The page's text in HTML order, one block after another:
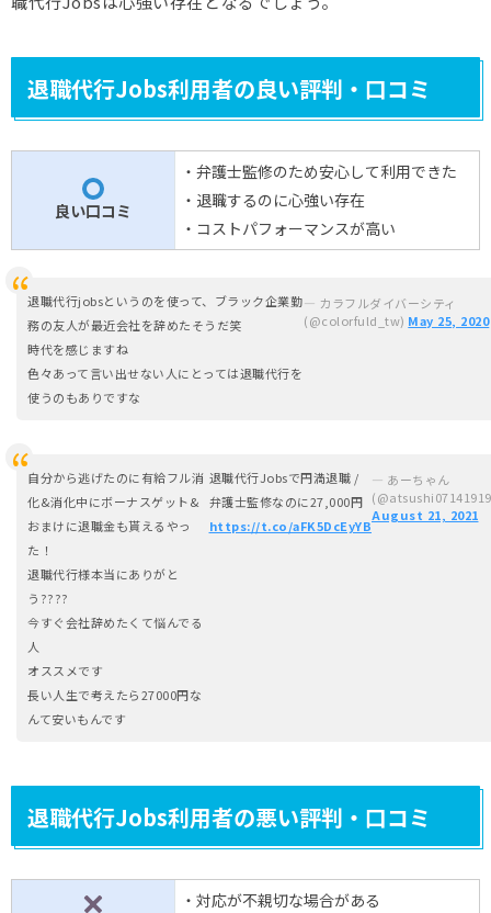
退職代行Jobs利用者の良い評判・口コミ
良い口コミ
・弁護士監修のため安心して利用できた
・退職するのに心強い存在
・コストパフォーマンスが高い
退職代行jobsというのを使って、ブラック企業勤
務の友人が最近会社を辞めたそうだ笑
時代を感じますね
色々あって言い出せない人にとっては退職代行を
使うのもありですな
— カラフルダイバーシティ
(@colorfuld_tw) May 25, 2020
自分から逃げたのに有給フル消
化&消化中にボーナスゲット&
おまけに退職金も貰えるやっ
た！
退職代行様本当にありがと
う????
今すぐ会社辞めたくて悩んでる
人
オススメです
長い人生で考えたら27000円な
んて安いもんです
退職代行Jobsで円満退職 /
弁護士監修なのに27,000円
https://t.co/aFK5DcEyYB
— あーちゃん
August 21, 2021
退職代行Jobs利用者の悪い評判・口コミ
・対応が不親切な場合がある